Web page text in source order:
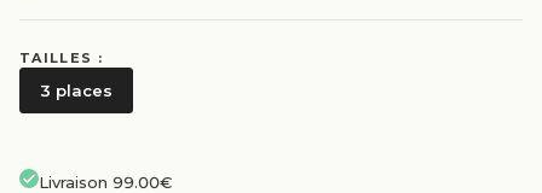
TAILLES :
3 places
Livraison 99.00€